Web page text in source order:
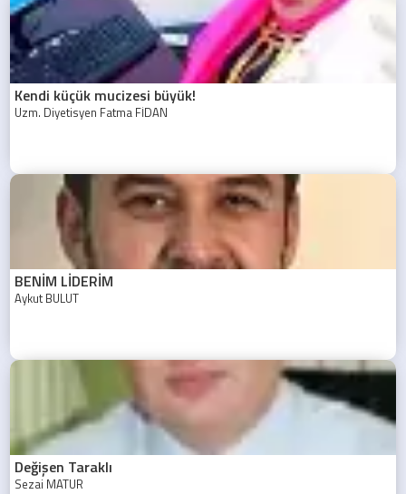
Kendi küçük mucizesi büyük!
Uzm. Diyetisyen Fatma FİDAN
BENİM LİDERİM
Aykut BULUT
Değişen Taraklı
Sezai MATUR